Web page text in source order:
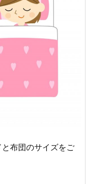
布団のサイズをご